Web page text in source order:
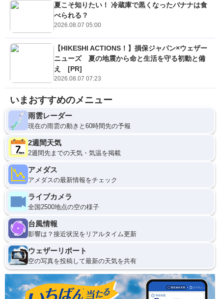
夏こそ知りたい！ 冷蔵庫で黒くなったバナナは食
べられる？
2026.08.07 05:00
【HIKESHI ACTIONS！】損保ジャパン×ウェザー
ニューズ 夏の地震から命と生活を守る初動と備
え [PR]
2026.08.07 07:23
いまおすすめのメニュー
雨雲レーダー
現在の雨雲の動きと60時間先の予報
2週間天気
2週間先までの天気・気温を掲載
アメダス
アメダスの最新情報をチェック
ライブカメラ
全国2500地点の空の様子
台風情報
影響は？接近状況をリアルタイム更新
ウェザーリポート
空の写真を投稿して最新の天気を共有